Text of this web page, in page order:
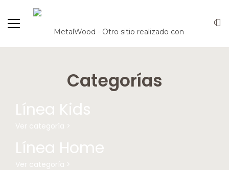
0
Categorías
Línea Kids
Ver categoría >
Línea Home
Ver categoría >